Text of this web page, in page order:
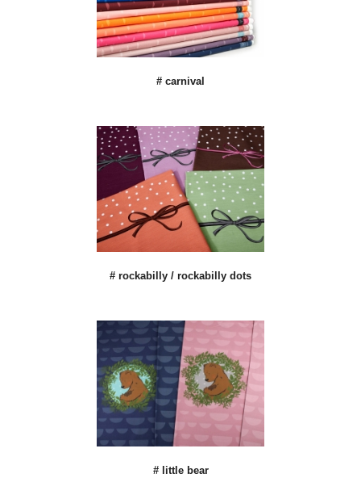
# carnival
# rockabilly / rockabilly dots
# little bear